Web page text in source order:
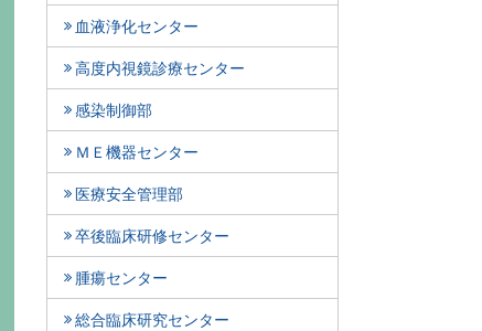
血液浄化センター
高度内視鏡診療センター
感染制御部
ＭＥ機器センター
医療安全管理部
卒後臨床研修センター
腫瘍センター
総合臨床研究センター